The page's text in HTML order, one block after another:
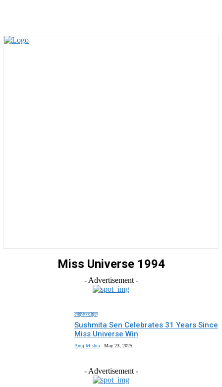
Miss Universe 1994
- Advertisement -
लाइफस्टाइल
Sushmita Sen Celebrates 31 Years Since
Miss Universe Win
Anuj Mishra - May 23, 2025
- Advertisement -